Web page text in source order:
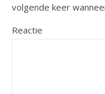
volgende keer
Reactie